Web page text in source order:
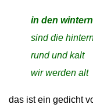
in den wintern
sind die
rund und kalt
wir werden alt
das ist ein gedicht